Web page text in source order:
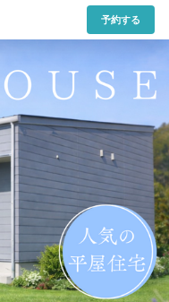
予約する